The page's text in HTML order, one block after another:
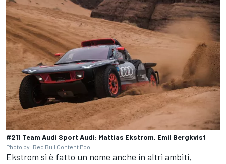
#211 Team Audi Sport Audi: Mattias Ekstrom, Emil Bergkvist
Photo by: Red Bull Content Pool
Ekstrom si è fatto un nome anche in altri ambiti,